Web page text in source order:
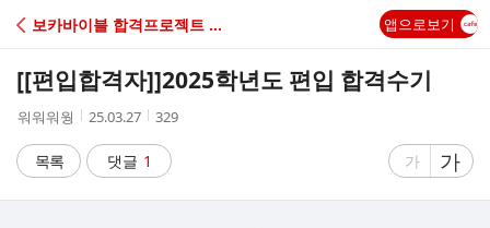
C
A
보카바이블 합격프로젝트 (책값을 돌려드려요) 앱으로보기
[[편입합격자]]2025학년도 편입 합격수기
작
자
워워워웡
작
시
간
25.03.27
조
수
329
목록 댓글 1
글
가
글
자
가